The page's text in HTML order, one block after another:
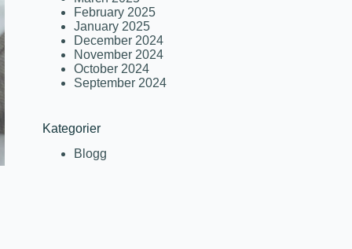
February 2025
January 2025
December 2024
November 2024
October 2024
September 2024
Kategorier
Blogg